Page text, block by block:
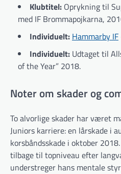
Klubtitel: Oprykning til
med IF Brommapojkarna,
Individuelt: Hammarby IF
Individuelt: Udtaget til
of the Year” 2018.
Noter om skader og
To alvorlige skader har været
Juniors karriere: en lårskade i
korsbåndsskade i oktober
tilbage til topniveau efter
understreger hans mentale